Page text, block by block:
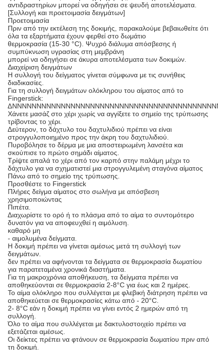
αντιδραστηρίων μπορεί να οδηγήσει σε ψευδή αποτελέσματα.
[Συλλογή και προετοιμασία δειγμάτων]
Προετοιμασία
Πριν από την εκτέλεση της δοκιμής, παρακαλούμε βεβαιωθείτε ότι
όλα τα εξαρτήματα έχουν φερθεί στο δωμάτιο
θερμοκρασία (15-30 °C). Ψυχρό διάλυμα απόσβεσης ή
συμπύκνωση υγρασίας στη μεμβράνη
μπορεί να οδηγήσει σε άκυρα αποτελέσματα των δοκιμών.
Διαχείριση δειγμάτων
Η συλλογή του δείγματος γίνεται σύμφωνα με τις συνήθεις
διαδικασίες.
Για τη συλλογή δειγμάτων ολόκληρου του αίματος από το
Fingerstick:
Χάνετε μασάζ στο χέρι χωρίς να αγγίξετε το σημείο της τρύπωσης
τρίβοντας το χέρι.
∆εύτερον, το δάχτυλο του δαχτυλιδιού πρέπει να είναι
στρογγυλοποιημένο προς την άκρη του δαχτυλιδιού.
Πυροβόλησε το δέρμα με μια αποστειρωμένη λανσέτα και
σκούπισε το πρώτο σημάδι αίματος.
Τρίψτε απαλά το χέρι από τον καρπό στην παλάμη μέχρι το
δάχτυλο για να σχηματιστεί μια στρογγυλεμένη σταγόνα αίματος
Πάνω από το σημείο της τρύπωσης.
Προσθέστε το Fingerstick
Πλήρες δείγμα αίματος στο σωλήνα με απόσβεση
χρησιμοποιώντας
Πιπέτα.
∆ιαχωρίστε το ορό ή το πλάσμα από το αίμα το συντομότερο
δυνατόν για να αποφευχθεί η αιμόλυση.
καθαρό μη
- αιμολυμένα δείγματα.
Η δοκιμή πρέπει να γίνεται αμέσως μετά τη συλλογή των
δειγμάτων.
δεν πρέπει να αφήνονται τα δείγματα σε θερμοκρασία δωματίου
για παρατεταμένα χρονικά διαστήματα.
Για τη μακροχρόνια αποθήκευση, τα δείγματα πρέπει να
αποθηκεύονται σε θερμοκρασία 2-8°C για έως και 2 ημέρες.
Το αίμα ολόκληρο που συλλέγεται με φλεβική διάτρηση πρέπει να
αποθηκεύεται σε θερμοκρασίες κάτω από - 20°C.
2- 8°C εάν η δοκιμή πρέπει να γίνει εντός 2 ημερών από τη
συλλογή.
Όλο το αίμα που συλλέγεται με δακτυλοστοιχείο πρέπει να
εξετάζεται αμέσως.
Οι δείκτες πρέπει να φτάνουν σε θερμοκρασία δωματίου πριν από
τη δοκιμή.